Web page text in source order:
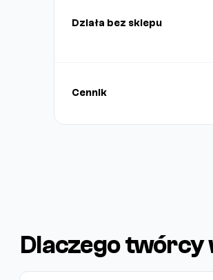
Działa bez sklepu
Cennik
Dlaczego